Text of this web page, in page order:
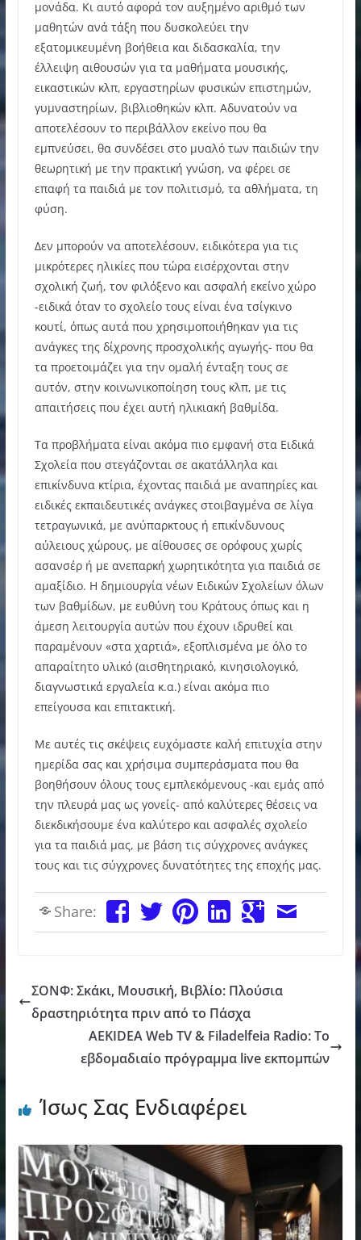
μονάδα. Κι αυτό αφορά τον αυξημένο αριθμό των
μαθητών ανά τάξη που δυσκολεύει την
εξατομικευμένη βοήθεια και διδασκαλία, την
έλλειψη αιθουσών για τα μαθήματα μουσικής,
εικαστικών κλπ, εργαστηρίων φυσικών επιστημών,
γυμναστηρίων, βιβλιοθηκών κλπ. Αδυνατούν να
αποτελέσουν το περιβάλλον εκείνο που θα
εμπνεύσει, θα συνδέσει στο μυαλό των παιδιών την
θεωρητική με την πρακτική γνώση, να φέρει σε
επαφή τα παιδιά με τον πολιτισμό, τα αθλήματα, τη
φύση.
Δεν μπορούν να αποτελέσουν, ειδικότερα για τις
μικρότερες ηλικίες που τώρα εισέρχονται στην
σχολική ζωή, τον φιλόξενο και ασφαλή εκείνο χώρο
-ειδικά όταν το σχολείο τους είναι ένα τσίγκινο
κουτί, όπως αυτά που χρησιμοποιήθηκαν για τις
ανάγκες της δίχρονης προσχολικής αγωγής- που θα
τα προετοιμάζει για την ομαλή ένταξη τους σε
αυτόν, στην κοινωνικοποίηση τους κλπ, με τις
απαιτήσεις που έχει αυτή ηλικιακή βαθμίδα.
Τα προβλήματα είναι ακόμα πιο εμφανή στα Ειδικά
Σχολεία που στεγάζονται σε ακατάλληλα και
επικίνδυνα κτίρια, έχοντας παιδιά με αναπηρίες και
ειδικές εκπαιδευτικές ανάγκες στοιβαγμένα σε λίγα
τετραγωνικά, με ανύπαρκτους ή επικίνδυνους
αύλειους χώρους, με αίθουσες σε ορόφους χωρίς
ασανσέρ ή με ανεπαρκή χωρητικότητα για παιδιά σε
αμαξίδιο. Η δημιουργία νέων Ειδικών Σχολείων όλων
των βαθμίδων, με ευθύνη του Κράτους όπως και η
άμεση λειτουργία αυτών που έχουν ιδρυθεί και
παραμένουν «στα χαρτιά», εξοπλισμένα με όλο το
απαραίτητο υλικό (αισθητηριακό, κινησιολογικό,
διαγνωστικά εργαλεία κ.α.) είναι ακόμα πιο
επείγουσα και επιτακτική.
Με αυτές τις σκέψεις ευχόμαστε καλή επιτυχία στην
ημερίδα σας και χρήσιμα συμπεράσματα που θα
βοηθήσουν όλους τους εμπλεκόμενους -και εμάς από
την πλευρά μας ως γονείς- από καλύτερες θέσεις να
διεκδικήσουμε ένα καλύτερο και ασφαλές σχολείο
για τα παιδιά μας, με βάση τις σύγχρονες ανάγκες
τους και τις σύγχρονες δυνατότητες της εποχής μας.
Share:
ΣΟΝΦ: Σκάκι, Μουσική, Βιβλίο: Πλούσια
δραστηριότητα πριν από το Πάσχα
AEKIDEA Web TV & Filadelfeia Radio: Το
εβδομαδιαίο πρόγραμμα live εκπομπών
Ίσως Σας Ενδιαφέρει